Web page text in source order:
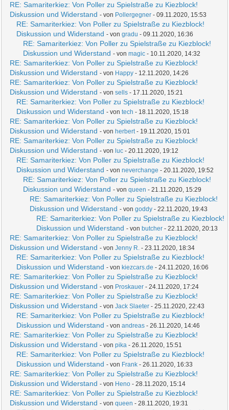
RE: Samariterkiez: Von Poller zu Spielstraße zu Kiezblock!
Diskussion und Widerstand - von Pollergegner - 09.11.2020, 15:53
RE: Samariterkiez: Von Poller zu Spielstraße zu Kiezblock!
Diskussion und Widerstand - vongradu - 09.11.2020, 16:36
RE: Samariterkiez: Von Poller zu Spielstraße zu Kiezblock!
Diskussion und Widerstand - vonmagic - 10.11.2020, 14:32
RE: Samariterkiez: Von Poller zu Spielstraße zu Kiezblock!
Diskussion und Widerstand - von Happy - 12.11.2020, 14:26
RE: Samariterkiez: Von Poller zu Spielstraße zu Kiezblock!
Diskussion und Widerstand - vonsells - 17.11.2020, 15:21
RE: Samariterkiez: Von Poller zu Spielstraße zu Kiezblock!
Diskussion und Widerstand - vontech - 18.11.2020, 15:18
RE: Samariterkiez: Von Poller zu Spielstraße zu Kiezblock!
Diskussion und Widerstand - von herbert- 19.11.2020, 15:01
RE: Samariterkiez: Von Poller zu Spielstraße zu Kiezblock!
Diskussion und Widerstand - von luc - 20.11.2020, 19:12
RE: Samariterkiez: Von Poller zu Spielstraße zu Kiezblock!
Diskussion und Widerstand - vonneverchange - 20.11.2020, 19:52
RE: Samariterkiez: Von Poller zu Spielstraße zu Kiezblock!
Diskussion und Widerstand - vonqueen - 21.11.2020, 15:29
RE: Samariterkiez: Von Poller zu Spielstraße zu Kiezblock!
Diskussion und Widerstand - vongoddy - 22.11.2020, 19:43
RE: Samariterkiez: Von Poller zu Spielstraße zu Kiezblock!
Diskussion und Widerstand - von butcher - 22.11.2020, 20:13
RE: Samariterkiez: Von Poller zu Spielstraße zu Kiezblock!
Diskussion und Widerstand - vonJenny R. - 23.11.2020, 18:34
RE: Samariterkiez: Von Poller zu Spielstraße zu Kiezblock!
Diskussion und Widerstand - von kiezcars.de - 24.11.2020, 16:06
RE: Samariterkiez: Von Poller zu Spielstraße zu Kiezblock!
Diskussion und Widerstand - von Proskauer - 24.11.2020, 17:24
RE: Samariterkiez: Von Poller zu Spielstraße zu Kiezblock!
Diskussion und Widerstand - vonJack Slaeter - 25.11.2020, 22:43
RE: Samariterkiez: Von Poller zu Spielstraße zu Kiezblock!
Diskussion und Widerstand - vonandreas - 26.11.2020, 14:46
RE: Samariterkiez: Von Poller zu Spielstraße zu Kiezblock!
Diskussion und Widerstand - vonpika - 26.11.2020, 15:51
RE: Samariterkiez: Von Poller zu Spielstraße zu Kiezblock!
Diskussion und Widerstand - von Frank - 26.11.2020, 16:33
RE: Samariterkiez: Von Poller zu Spielstraße zu Kiezblock!
Diskussion und Widerstand - von Heno - 28.11.2020, 15:14
RE: Samariterkiez: Von Poller zu Spielstraße zu Kiezblock!
Diskussion und Widerstand - vonqueen - 28.11.2020, 19:31